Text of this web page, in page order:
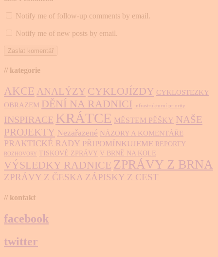
Notify me of follow-up comments by email.
Notify me of new posts by email.
// kategorie
AKCE ANALÝZY CYKLOJÍZDY CYKLOSTEZKY
OBRAZEM DĚNÍ NA RADNICI infrastrukturní priority
INSPIRACE KRÁTCE MĚSTEM PĚŠKY NAŠE
PROJEKTY Nezařazené NÁZORY A KOMENTÁŘE
PRAKTICKÉ RADY PŘIPOMÍNKUJEME REPORTY
ROZHOVORY TISKOVÉ ZPRÁVY V BRNĚ NA KOLE
VÝSLEDKY RADNICE ZPRÁVY Z BRNA
ZPRÁVY Z ČESKA ZÁPISKY Z CEST
// kontakt
facebook
twitter